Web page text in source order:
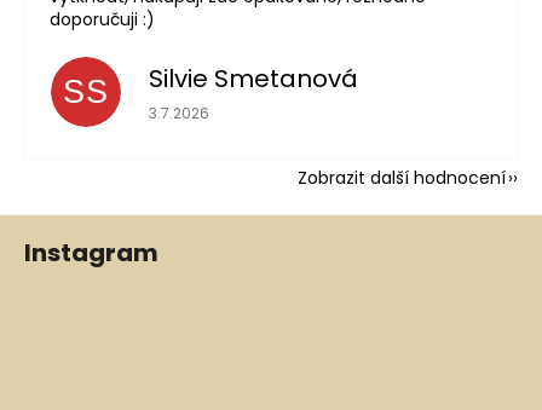
doporučuji :)
SS Silvie Smetanová
Hodnocení obchodu je 5 z 5 hvězdiček.
3.7.2026
Zobrazit další hodnocení
Instagram